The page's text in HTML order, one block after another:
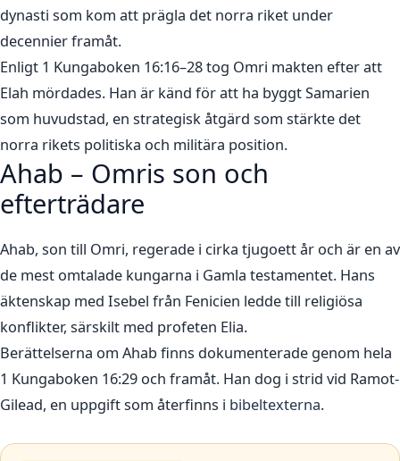
dynasti som kom att prägla det norra riket under
decennier framåt.
Enligt 1 Kungaboken 16:16–28 tog Omri makten efter att
Elah mördades. Han är känd för att ha byggt Samarien
som huvudstad, en strategisk åtgärd som stärkte det
norra rikets politiska och militära position.
Ahab – Omris son och
efterträdare
Ahab, son till Omri, regerade i cirka tjugoett år och är en av
de mest omtalade kungarna i Gamla testamentet. Hans
äktenskap med Isebel från Fenicien ledde till religiösa
konflikter, särskilt med profeten Elia.
Berättelserna om Ahab finns dokumenterade genom hela
1 Kungaboken 16:29 och framåt. Han dog i strid vid Ramot-
Gilead, en uppgift som återfinns i bibeltexterna.